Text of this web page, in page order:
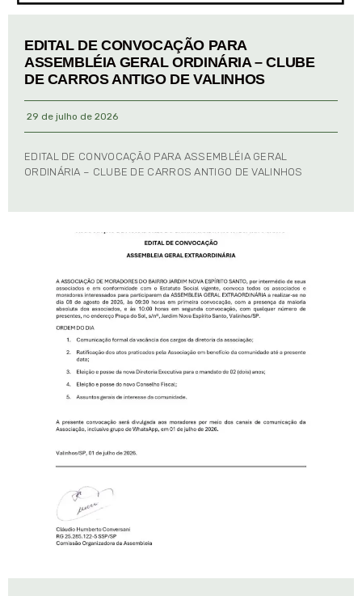
EDITAL DE CONVOCAÇÃO PARA
ASSEMBLÉIA GERAL ORDINÁRIA – CLUBE
DE CARROS ANTIGO DE VALINHOS
29 de julho de 2026
EDITAL DE CONVOCAÇÃO PARA ASSEMBLÉIA GERAL
ORDINÁRIA – CLUBE DE CARROS ANTIGO DE VALINHOS